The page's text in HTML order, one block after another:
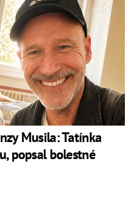
Musila: Tatínka
popsal bolestné